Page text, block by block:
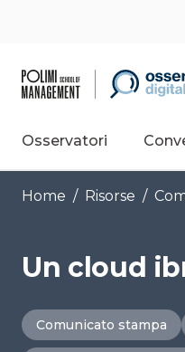
Osservatori
Home / Risorse /
Un cloud
Comunicato stampa